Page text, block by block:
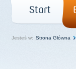
Start
Jesteś w: Strona Główna